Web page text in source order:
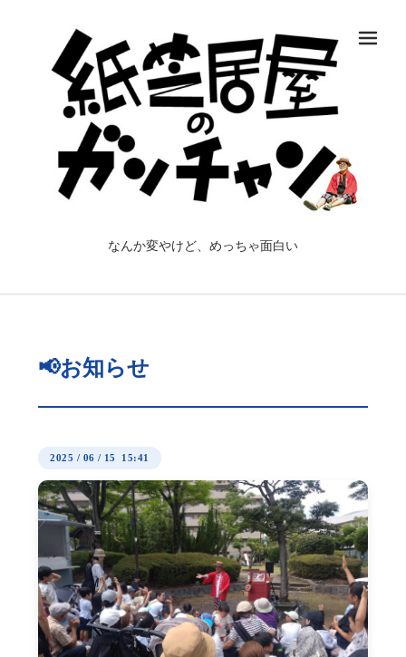
なんか変やけど、めっちゃ面白い
📢お知らせ
2025 / 06 / 15 15:41